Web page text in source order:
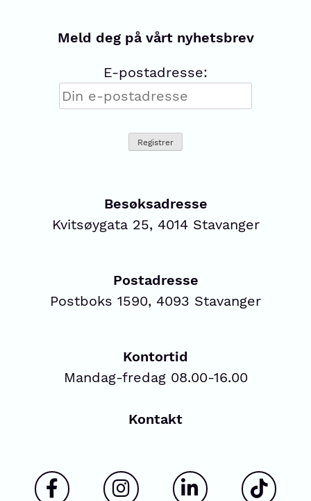
Meld deg på vårt nyhetsbrev
E-postadresse:
Besøksadresse
Kvitsøygata 25, 4014 Stavanger
Postadresse
Postboks 1590, 4093 Stavanger
Kontortid
Mandag-fredag 08.00-16.00
Kontakt